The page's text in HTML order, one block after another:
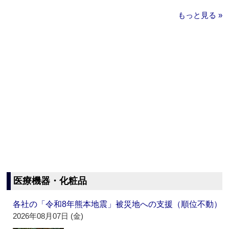
もっと見る »
医療機器・化粧品
各社の「令和8年熊本地震」被災地への支援（順位不動）
2026年08月07日 (金)